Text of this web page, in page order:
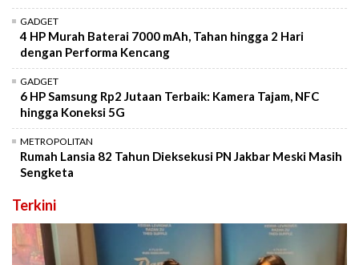
GADGET
4 HP Murah Baterai 7000 mAh, Tahan hingga 2 Hari
dengan Performa Kencang
GADGET
6 HP Samsung Rp2 Jutaan Terbaik: Kamera Tajam, NFC
hingga Koneksi 5G
METROPOLITAN
Rumah Lansia 82 Tahun Dieksekusi PN Jakbar Meski Masih
Sengketa
Terkini